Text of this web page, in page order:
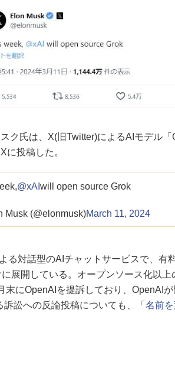
ク氏は、X(旧Twitter)によるAIモデル
に投稿した。
@xAI will open source Grok
(@elonmusk)March 11, 2024
る対話型のAIチャットサービスで、有
展開している。オープンソース化以上
末にOpenAIを提訴しており、OpenAIが
訴訟への反論投稿についても、「 名前